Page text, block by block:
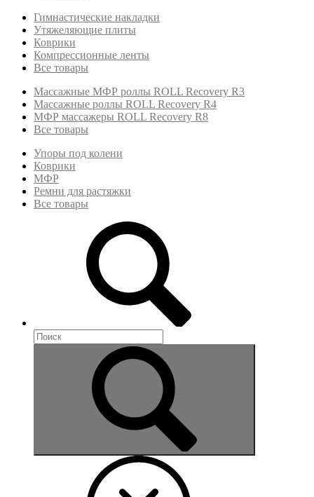
Гимнастические накладки
Утяжеляющие плиты
Коврики
Компрессионные ленты
Все товары
Массажные МФР роллы ROLL Recovery R3
Массажные роллы ROLL Recovery R4
МФР массажеры ROLL Recovery R8
Все товары
Упоры под колени
Коврики
МФР
Ремни для растяжки
Все товары